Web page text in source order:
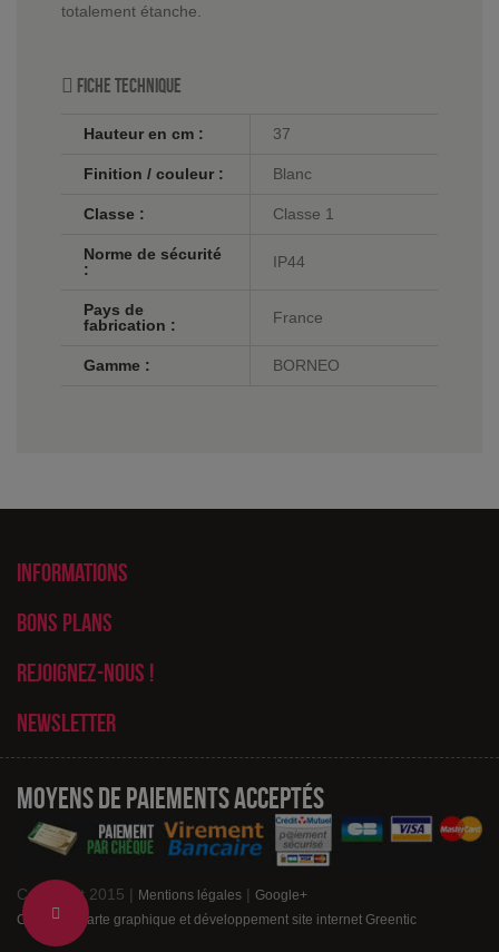
Change
totalement étanche.
Fiche technique
Hauteur en cm : 37
Finition / couleur : Blanc
Classe : Classe 1
Norme de sécurité
:
IP44
Pays de
fabrication :
France
Gamme : BORNEO
Informations
Bons plans
Rejoignez-nous !
Newsletter
Moyens de paiements acceptés
Copyright 2015 | Mentions légales | Google+
Création charte graphique et développement site internet Greentic